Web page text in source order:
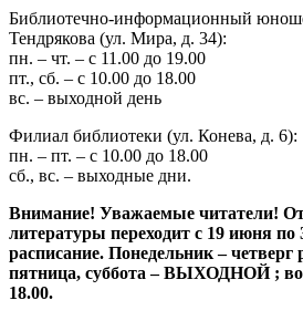
Библиотечно-информационный
Тендрякова (ул. Мира, д. 34):
пн. – чт. – с 11.00 до 19.00
пт., сб. – с 10.00 до 18.00
вс. – выходной день
Филиал библиотеки (ул. Конева, д. 6):
пн. – пт. – с 10.00 до 18.00
сб., вс. – выходные дни.
Внимание! Уважаемые читатели!
литературы переходит с 19 июня по
расписание. Понедельник – четверг
пятница, суббота – ВЫХОДНОЙ ;
18.00.